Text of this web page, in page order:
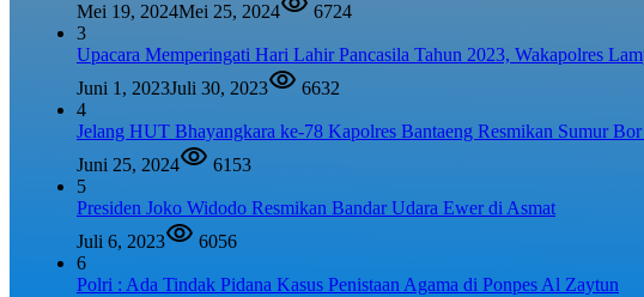
Mei 19, 2024Mei 25, 2024
6724
3
Upacara Memperingati Hari Lahir Pancasila Tahun 2023, Wakapolres
Juni 1, 2023Juli 30, 2023
6632
4
Jelang HUT Bhayangkara ke-78 Kapolres Bantaeng Resmikan Sumur
Juni 25, 2024
6153
5
Presiden Joko Widodo Resmikan Bandar Udara Ewer di Asmat
Juli 6, 2023
6056
6
Polri : Ada Tindak Pidana Kasus Penistaan Agama di Ponpes Al Zaytun